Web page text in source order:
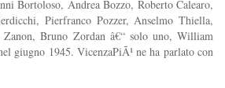
Bortoloso, Andrea Bozzo, Roberto Calearo,
Pierfranco Pozzer, Anselmo Thiella,
Bruno Zordan â€“ solo uno, William
giugno 1945. VicenzaPiÃ¹ ne ha parlato con